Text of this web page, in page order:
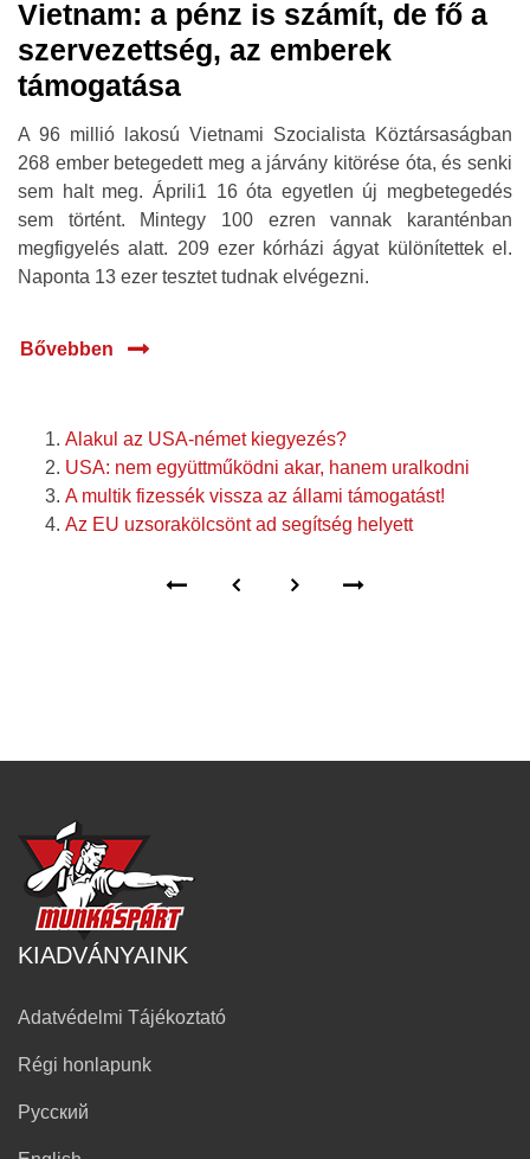
Vietnam: a pénz is számít, de fő a
szervezettség, az emberek
támogatása
A 96 millió lakosú Vietnami Szocialista Köztársaságban
268 ember betegedett meg a járvány kitörése óta, és senki
sem halt meg. Áprili1 16 óta egyetlen új megbetegedés
sem történt. Mintegy 100 ezren vannak karanténban
megfigyelés alatt. 209 ezer kórházi ágyat különítettek el.
Naponta 13 ezer tesztet tudnak elvégezni.
Bővebben
Alakul az USA-német kiegyezés?
USA: nem együttműködni akar, hanem uralkodni
A multik fizessék vissza az állami támogatást!
Az EU uzsorakölcsönt ad segítség helyett
KIADVÁNYAINK
Adatvédelmi Tájékoztató
Régi honlapunk
Русский